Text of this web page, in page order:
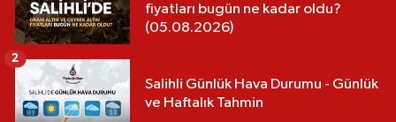
fiyatları bugün ne kadar oldu?
(05.08.2026)
Salihli Günlük Hava Durumu - Günlük
ve Haftalık Tahmin
2